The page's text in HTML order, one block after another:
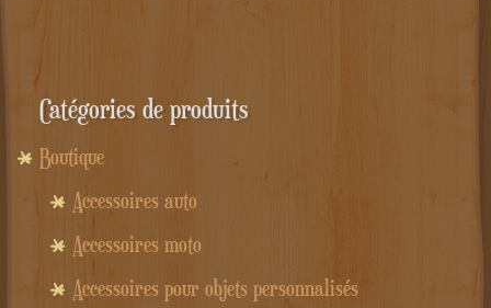
Catégories de produits
Boutique
Accessoires auto
Accessoires moto
Accessoires pour objets personnalisés